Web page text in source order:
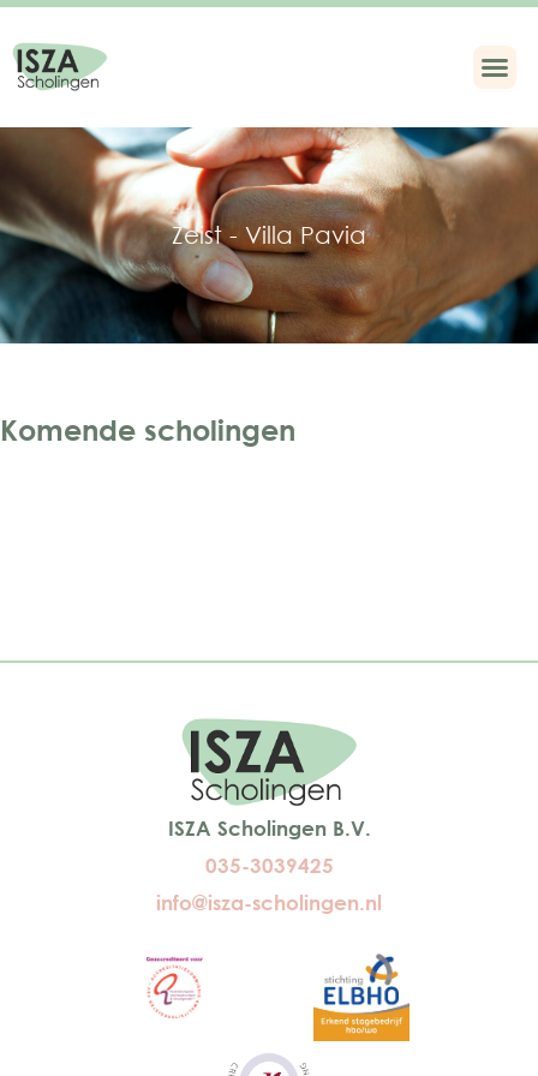
Zeist - Villa Pavia
Komende scholingen
ISZA Scholingen B.V.
035-3039425
info@isza-scholingen.nl